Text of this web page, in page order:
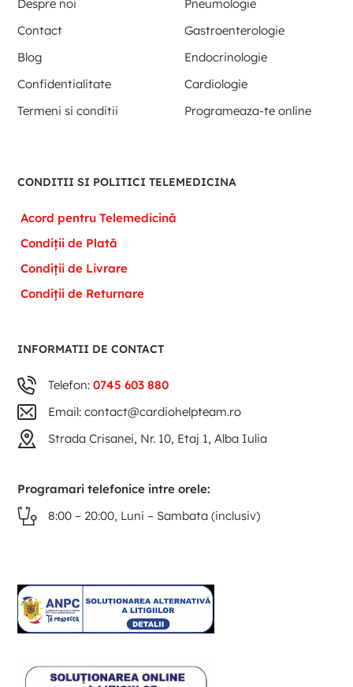
Despre noi
Pneumologie
Contact
Gastroenterologie
Blog
Endocrinologie
Confidentialitate
Cardiologie
Termeni si conditii
Programeaza-te online
CONDITII SI POLITICI TELEMEDICINA
Acord pentru Telemedicină
Condiții de Plată
Condiții de Livrare
Condiții de Returnare
INFORMATII DE CONTACT
Telefon:0745 603 880
Email: contact@cardiohelpteam.ro
Strada Crisanei, Nr. 10, Etaj 1, Alba Iulia
Programari telefonice intre orele:
8:00 – 20:00, Luni – Sambata (inclusiv)